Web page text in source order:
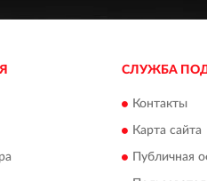
СЛУЖБА
Контакты
Карта сайта
Публичная